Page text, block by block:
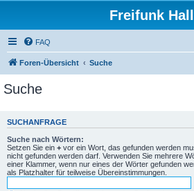
Freifunk
FAQ
Foren-Übersicht Suche
Suche
SUCHANFRAGE
Suche nach Wörtern:
Setzen Sie ein + vor ein Wort, das gefunden werden
nicht gefunden werden darf. Verwenden Sie mehrere
einer Klammer, wenn nur eines der Wörter gefunden
als Platzhalter für teilweise Übereinstimmungen.